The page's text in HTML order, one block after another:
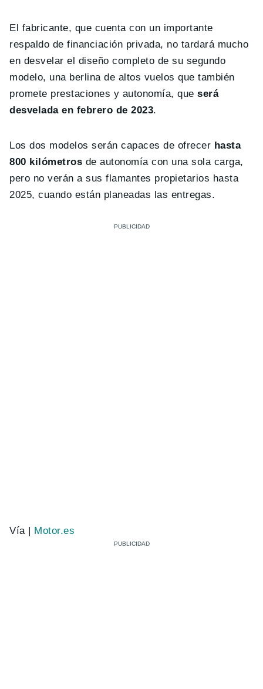
El fabricante, que cuenta con un importante
respaldo de financiación privada, no tardará mucho
en desvelar el diseño completo de su segundo
modelo, una berlina de altos vuelos que también
promete prestaciones y autonomía, que será
desvelada en febrero de 2023.
Los dos modelos serán capaces de ofrecer hasta
800 kilómetros de autonomía con una sola carga,
pero no verán a sus flamantes propietarios hasta
2025, cuando están planeadas las entregas.
Vía | Motor.es